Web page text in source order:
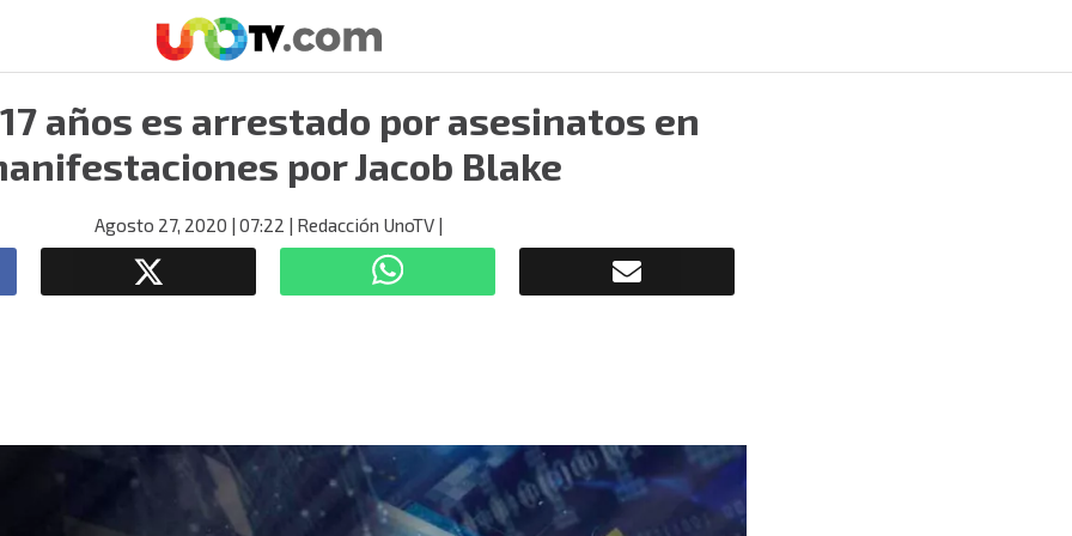
años es arrestado por asesinatos en
por Jacob Blake
Agosto 27, 2020 | 07:22 | Redacción UnoTV|